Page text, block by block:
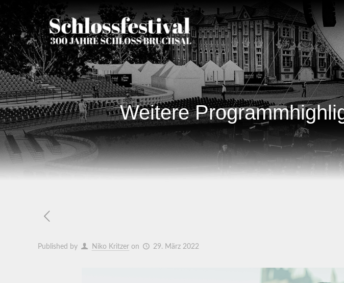
Weitere
Published by Niko Kritzer on 29. März 2022